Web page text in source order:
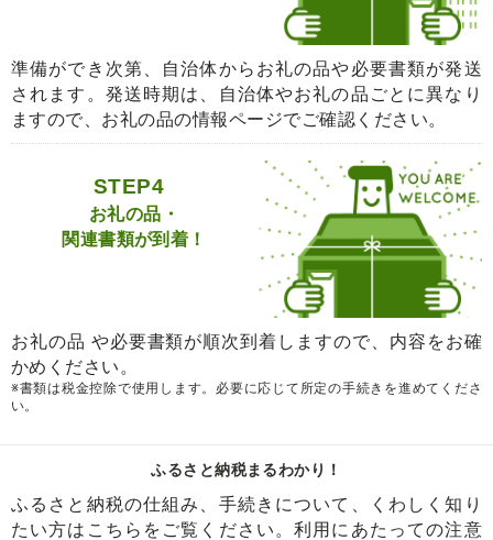
準備ができ次第、自治体からお礼の品や必要書類が発送
されます。発送時期は、自治体やお礼の品ごとに異なり
ますので、お礼の品の情報ページでご確認ください。
STEP4
お礼の品・
関連書類が到着！
お礼の品 や必要書類が順次到着しますので、内容をお確
かめください。
※書類は税金控除で使用します。必要に応じて所定の手続きを進めてくださ
い。
ふるさと納税まるわかり！
ふるさと納税の仕組み、手続きについて、くわしく知り
たい方はこちらをご覧ください。利用にあたっての注意